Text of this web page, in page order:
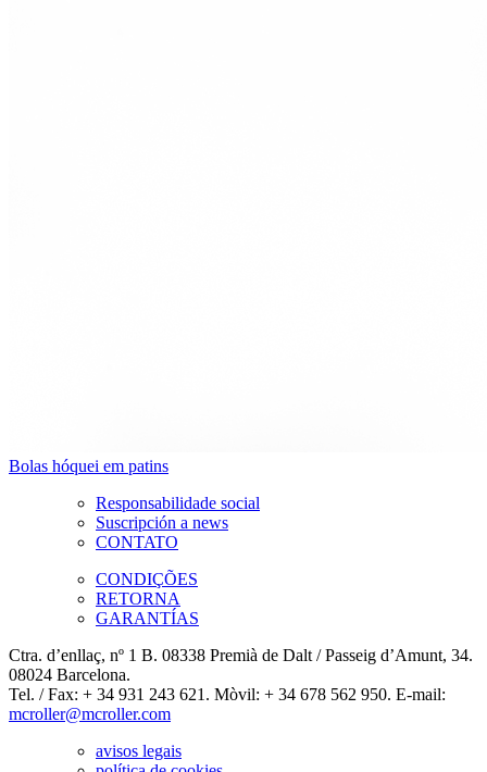
Bolas hóquei em patins
Responsabilidade social
Suscripción a news
CONTATO
CONDIÇÕES
RETORNA
GARANTÍAS
Ctra. d’enllaç, nº 1 B. 08338 Premià de Dalt / Passeig d’Amunt, 34.
08024 Barcelona.
Tel. / Fax: + 34 931 243 621. Mòvil: + 34 678 562 950. E-mail:
mcroller@mcroller.com
avisos legais